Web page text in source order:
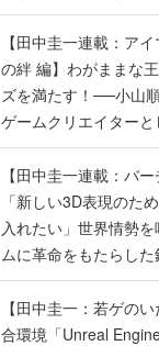
【田中圭一連載：アイマ
の絆 編】わがままな
ズを満たす！──小山
ゲームクリエイター
【若ゲのいたり最終回
【田中圭一連載：バ
「新しい3D表現のた
入れたい」世界情勢
ムに革命をもたらし
のいたり】
【田中圭一：若ゲの
合環境「Unreal